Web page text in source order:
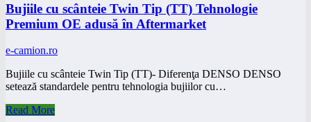
Bujiile cu scânteie Twin Tip (TT) Tehnologie
Premium OE adusă în Aftermarket
e-camion.ro
Bujiile cu scânteie Twin Tip (TT)- Diferenţa DENSO DENSO
setează standardele pentru tehnologia bujiilor cu…
Read More